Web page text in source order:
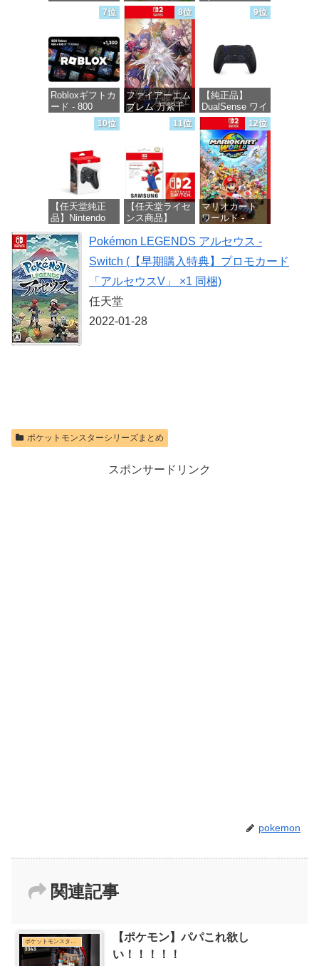
ションパス|オン
ラインコード版
価格：¥4,400
く生活 -Switch
価格：¥6,145
7位
Robloxギフトカ
ード - 800
Robux 【限定バ
ーチャルアイテ
【オンラインゲ
ームコード】
ロブロックス |
オンラインコー
ド版
価格：¥1,300
8位
ファイアーエム
ブレム 万紫千
紅 -Switch2
9位
【純正品】
DualSense ワイ
ヤレスコントロ
ーラー ミッド
ナイト ブラッ
ク(CFI-
ZCT2J01)
価格：¥10,737
10位
【任天堂純正
品】Nintendo
Switch 2 Proコ
ントローラー
価格：¥9,980
11位
【任天堂ライセ
ンス商品】
microSD
256GB for
Nintendo Switch
2(サムスン マイ
256GB)
12位
マリオカート
ワールド -
価格：¥8,564
Pokémon LEGENDS アルセウス -
Switch (【早期購入特典】プロモカード
「アルセウスV」 ×1 同梱)
任天堂
2022-01-28
ポケットモンスターシリーズまとめ
スポンサードリンク
pokemon
関連記事
ポケットモンスターシリーズまとめ
【ポケモン】パパこれ欲し
い！！！！！